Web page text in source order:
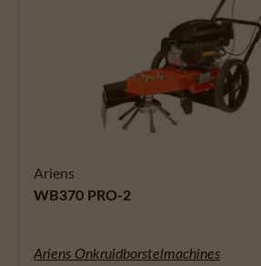
Ariens
WB370 PRO-2
Ariens Onkruidborstelmachines